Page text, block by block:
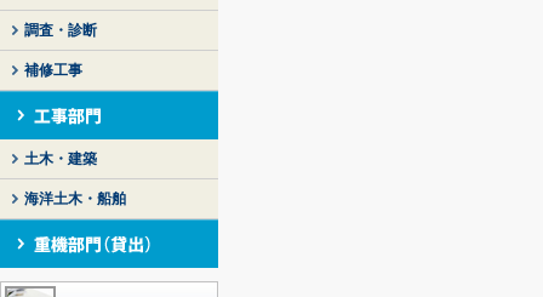
調査・診断
補修工事
土木・建築
海洋土木・船舶